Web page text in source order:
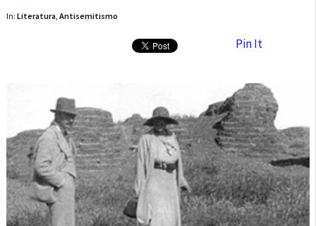
In: Literatura, Antisemitismo
Pin It